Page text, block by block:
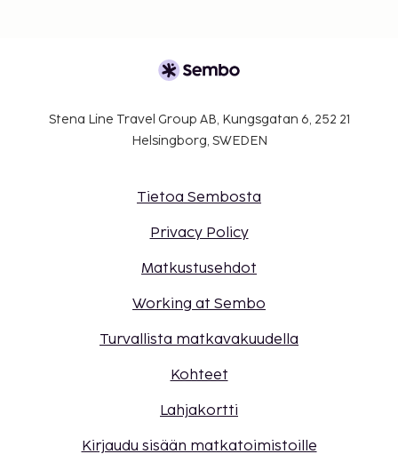
Stena Line Travel Group AB, Kungsgatan 6, 252 21
Helsingborg, SWEDEN
Tietoa Sembosta
Privacy Policy
Matkustusehdot
Working at Sembo
Turvallista matkavakuudella
Kohteet
Lahjakortti
Kirjaudu sisään matkatoimistoille